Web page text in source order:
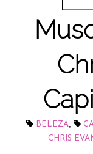
BELEZA,
CHRIS